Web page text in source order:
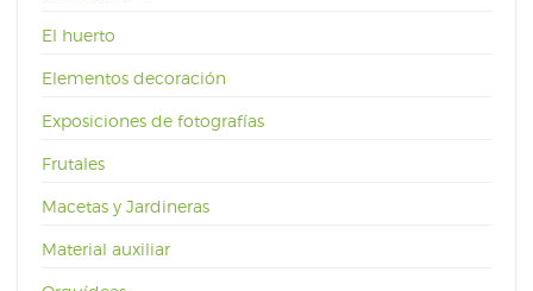
El huerto
Elementos decoración
Exposiciones de fotografías
Frutales
Macetas y Jardineras
Material auxiliar